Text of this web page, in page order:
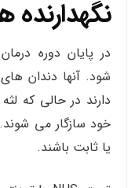
نگهدارنده
در پایان دوره
شود. آنها دندان
دارند در حالی که
خود سازگار می
یا ثابت باشند.